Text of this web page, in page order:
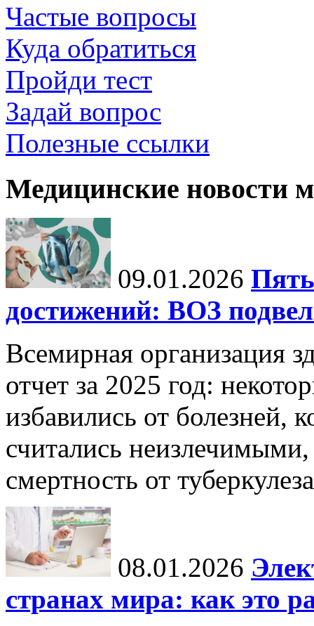
Частые вопросы
Куда обратиться
Пройди тест
Задай вопрос
Полезные ссылки
Медицинские новости
09.01.2026
достижений: ВОЗ
Всемирная организация
отчет за 2025 год:
избавились от болезней,
считались неизлечимыми,
смертность от
08.01.2026
странах мира: как это